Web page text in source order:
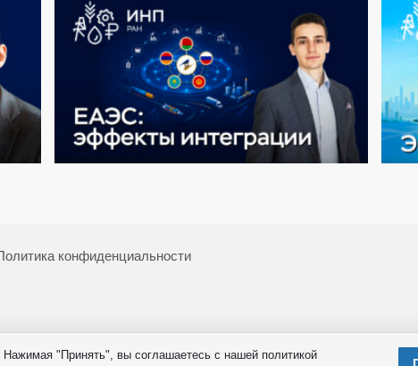
конфиденциальности
"Принять", вы соглашаетесь с нашей политикой